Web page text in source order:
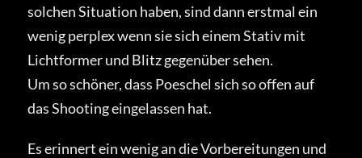
solchen Situation haben, sind dann erstmal ein
wenig perplex wenn sie sich einem Stativ mit
Lichtformer und Blitz gegenüber sehen.
Um so schöner, dass Poeschel sich so offen auf
das Shooting eingelassen hat.
Es erinnert ein wenig an die Vorbereitungen und